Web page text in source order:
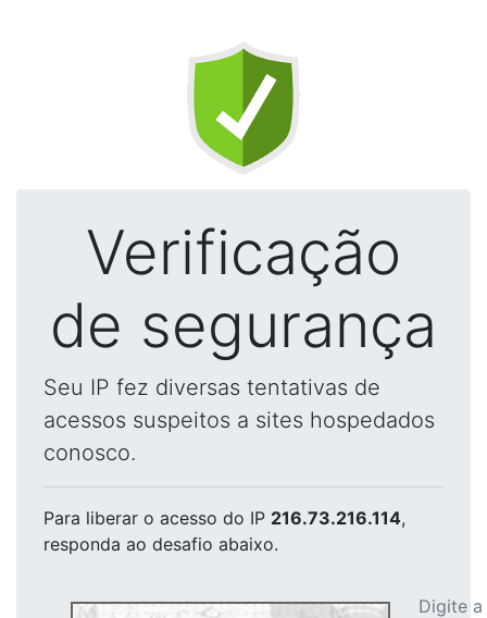
Verificação
de segurança
Seu IP fez diversas tentativas de
acessos suspeitos a sites hospedados
conosco.
Para liberar o acesso do IP 216.73.216.114,
responda ao desafio abaixo.
Digite